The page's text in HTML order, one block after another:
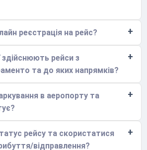
реєстрація на рейс?
здійснюють рейси з
та до яких напрямків?
в аеропорту та
рейсу та скористатися
відправлення?